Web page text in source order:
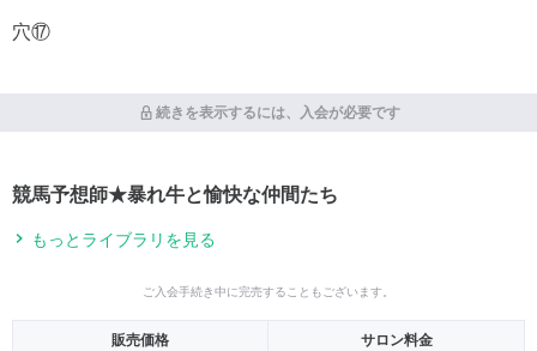
穴⑰
続きを表示するには、入会が必要です
競馬予想師★暴れ牛と愉快な仲間たち
もっとライブラリを見る
ご入会手続き中に完売することもございます。
販売価格 サロン料金